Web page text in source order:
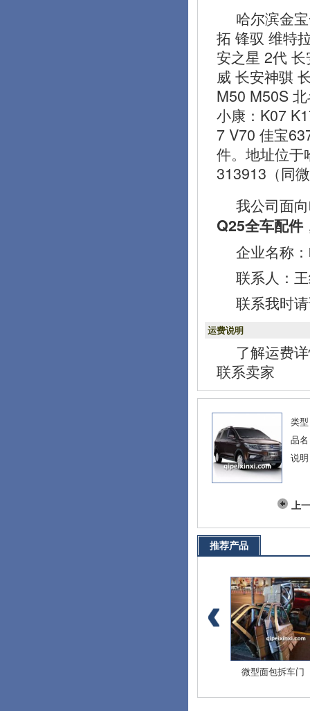
哈尔滨金
拓 锋驭 维特
安之星 2代
威 长安神骐
M50 M50S
小康：K07
7 V70 佳宝
件。地址位于
313913（同
我公司面
Q25全车配件
企业名称
联系人：
联系我时
运费说明
了解运费
联系卖家
类
品
说
上
推荐产品
微型面包拆车门